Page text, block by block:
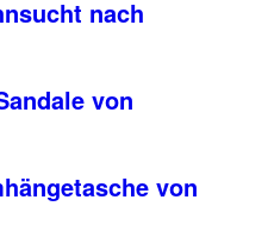
nach
von
von